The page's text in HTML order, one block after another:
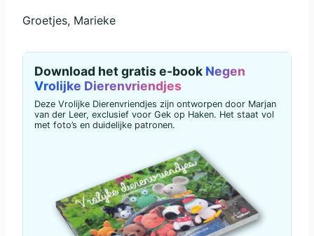
Groetjes, Marieke
Download het gratis e-book Negen
Vrolijke Dierenvriendjes
Deze Vrolijke Dierenvriendjes zijn ontworpen door Marjan
van der Leer, exclusief voor Gek op Haken. Het staat vol
met foto’s en duidelijke patronen.